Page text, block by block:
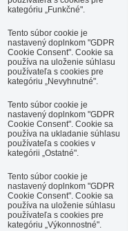
kategóriu „Funkčné".
Tento súbor cookie je
nastavený doplnkom "GDPR
Cookie Consent". Cookie sa
používa na uloženie súhlasu
používateľa s cookies pre
kategóriu „Nevyhnutné".
Tento súbor cookie je
nastavený doplnkom "GDPR
Cookie Consent". Cookie sa
používa na ukladanie súhlasu
používateľa s cookies v
kategórii „Ostatné".
Tento súbor cookie je
nastavený doplnkom "GDPR
Cookie Consent". Cookie sa
používa na uloženie súhlasu
používateľa s cookies pre
kategóriu „Výkonnostné".